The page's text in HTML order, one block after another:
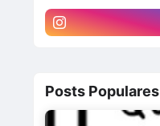
Posts Populares